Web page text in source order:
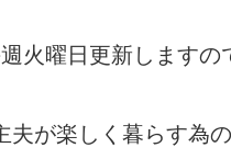
火曜日更新しますの
が楽しく暮らす為